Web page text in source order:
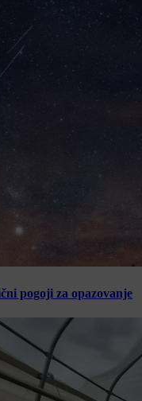
pogoji za opazovanje